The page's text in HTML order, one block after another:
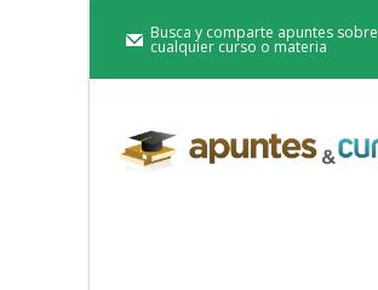
Busca y comparte apuntes sobre
cualquier curso o materia